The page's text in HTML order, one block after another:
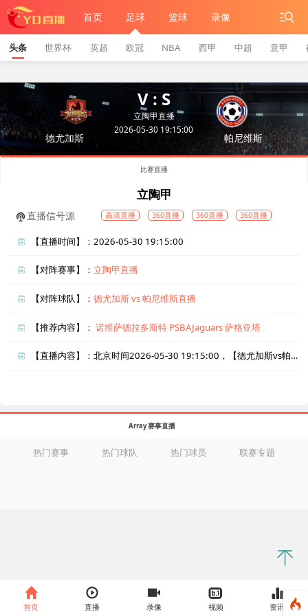
首页 足球 篮球 录像
头条 世界杯 英超 欧冠 NBA 西甲 中超 意甲
德尤加斯
V : S
立陶甲直播
2026-05-30 19:15:00
帕尼维斯
比赛直播
立陶甲
直播信号源 高清直播 360直播 360直播 360直播
【直播时间】：2026-05-30 19:15:00
【对阵赛事】： 立陶甲直播
【对阵球队】：德尤加斯 vs 帕尼维斯直播
【推荐内容】：诺维萨德拉多斯特 PSBAJaguars萨格亚塔
【直播内容】：北京时间2026-05-30 19:15:00，【德尤加斯vs帕尼维斯】直播准时在线播放，喜欢看比赛的朋友可以提前收藏本页面以免错过直播。盈点直播网_足球直播还为您在本页面索引了相关直播、德尤加斯直播、帕尼维斯直播的近期比赛列表以及两队历史交锋、两队赛程。
Array 赛事直播
首页 直播 录像 视频 资讯
热门赛事 热门球队 热门球员 联赛专题